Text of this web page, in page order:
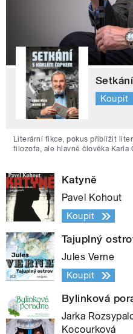
Koupit
Literární fikce, pokus přiblížit
filozofa, ale hlavně člověka Karla
Katyně
Pavel Kohout
Koupit
Tajuplný
Jules Verne
Koupit
Bylinková
Jarka
Kocourková